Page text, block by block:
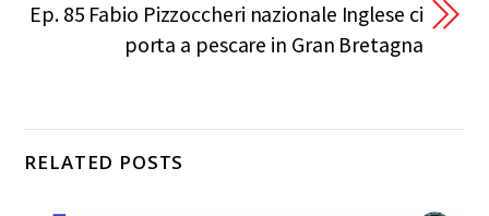
Ep. 85 Fabio Pizzoccheri nazionale Inglese ci
porta a pescare in Gran Bretagna
RELATED POSTS